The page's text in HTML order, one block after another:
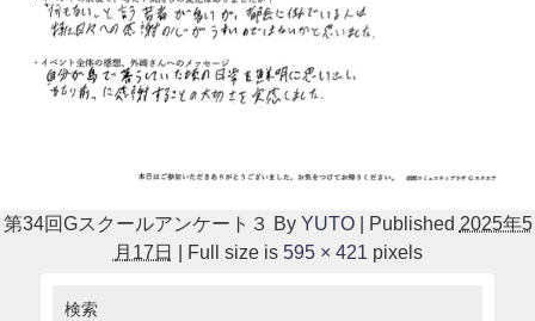
第34回Gスクールアンケート３ By YUTO Published 2025年5
月17日
Full size is 595 × 421 pixels
検索